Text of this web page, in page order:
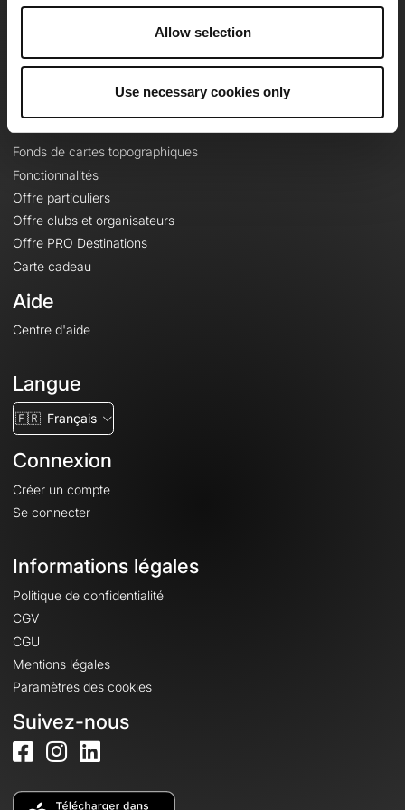
Allow selection
Use necessary cookies only
Contact
Offres
Fonds de cartes topographiques
Fonctionnalités
Offre particuliers
Offre clubs et organisateurs
Offre PRO Destinations
Carte cadeau
Aide
Centre d'aide
Langue
🇫🇷 Français
Connexion
Créer un compte
Se connecter
Informations légales
Politique de confidentialité
CGV
CGU
Mentions légales
Paramètres des cookies
Suivez-nous